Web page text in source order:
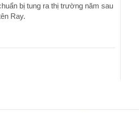
bị tung ra thị trường năm sau
Ray.